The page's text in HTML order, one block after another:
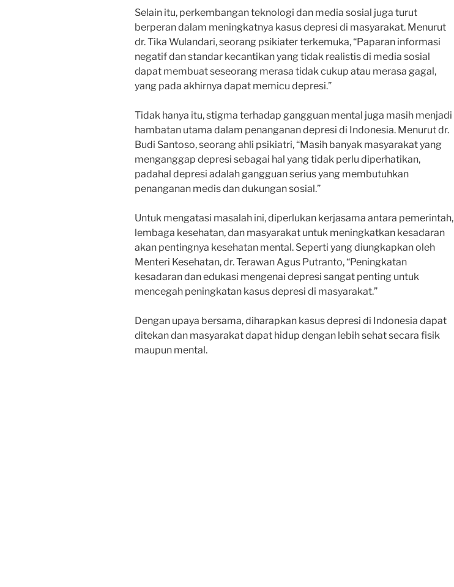
Selain itu, perkembangan teknologi dan media sosial juga turut
berperan dalam meningkatnya kasus depresi di masyarakat. Menurut
dr. Tika Wulandari, seorang psikiater terkemuka, “Paparan informasi
negatif dan standar kecantikan yang tidak realistis di media sosial
dapat membuat seseorang merasa tidak cukup atau merasa gagal,
yang pada akhirnya dapat memicu depresi.”
Tidak hanya itu, stigma terhadap gangguan mental juga masih menjadi
hambatan utama dalam penanganan depresi di Indonesia. Menurut dr.
Budi Santoso, seorang ahli psikiatri, “Masih banyak masyarakat yang
menganggap depresi sebagai hal yang tidak perlu diperhatikan,
padahal depresi adalah gangguan serius yang membutuhkan
penanganan medis dan dukungan sosial.”
Untuk mengatasi masalah ini, diperlukan kerjasama antara pemerintah,
lembaga kesehatan, dan masyarakat untuk meningkatkan kesadaran
akan pentingnya kesehatan mental. Seperti yang diungkapkan oleh
Menteri Kesehatan, dr. Terawan Agus Putranto, “Peningkatan
kesadaran dan edukasi mengenai depresi sangat penting untuk
mencegah peningkatan kasus depresi di masyarakat.”
Dengan upaya bersama, diharapkan kasus depresi di Indonesia dapat
ditekan dan masyarakat dapat hidup dengan lebih sehat secara fisik
maupun mental.